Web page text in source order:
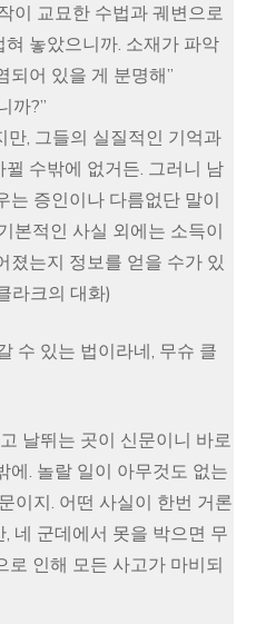
이 교묘한 수법과 궤변으로
놓았으니까. 소재가 파악
되어 있을 게 분명해”
까?”
만, 그들의 실질적인 기억과
수밖에 없거든. 그러니 남
는 증인이나 다름없단 말이
본적인 사실 외에는 소득이
졌는지 정보를 얻을 수가 있
라크의 대화)
수 있는 법이라네, 무슈 클
날뛰는 곳이 신문이니 바로
에. 놀랄 일이 아무것도 없는
이지. 어떤 사실이 한번 거론
네 군데에서 못을 박으면 무
로 인해 모든 사고가 마비되